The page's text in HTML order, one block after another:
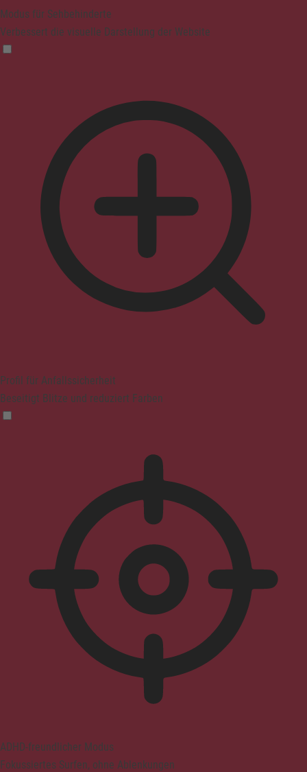
Modus für Sehbehinderte
Verbessert die visuelle Darstellung der Website
Profil für Anfallssicherheit
Beseitigt Blitze und reduziert Farben
ADHD-freundlicher Modus
Fokussiertes Surfen, ohne Ablenkungen